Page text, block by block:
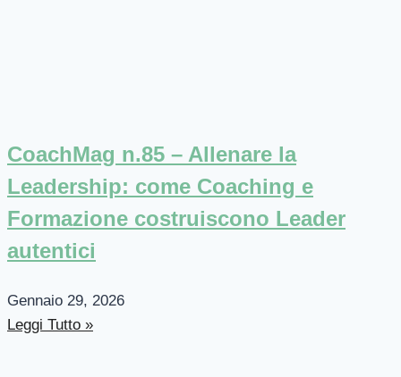
CoachMag n.85 – Allenare la
Leadership: come Coaching e
Formazione costruiscono Leader
autentici
Gennaio 29, 2026
Leggi Tutto »